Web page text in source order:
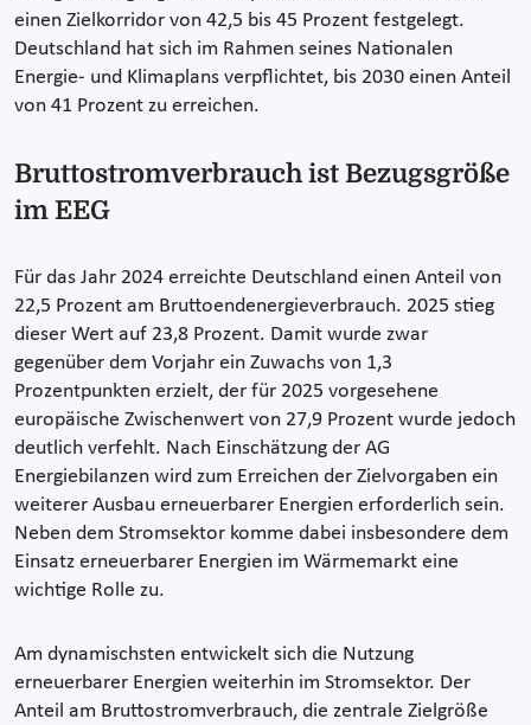
einen Zielkorridor von 42,5 bis 45 Prozent festgelegt.
Deutschland hat sich im Rahmen seines Nationalen
Energie- und Klimaplans verpflichtet, bis 2030 einen Anteil
von 41 Prozent zu erreichen.
Bruttostromverbrauch ist Bezugsgröße
im EEG
Für das Jahr 2024 erreichte Deutschland einen Anteil von
22,5 Prozent am Bruttoendenergieverbrauch. 2025 stieg
dieser Wert auf 23,8 Prozent. Damit wurde zwar
gegenüber dem Vorjahr ein Zuwachs von 1,3
Prozentpunkten erzielt, der für 2025 vorgesehene
europäische Zwischenwert von 27,9 Prozent wurde jedoch
deutlich verfehlt. Nach Einschätzung der AG
Energiebilanzen wird zum Erreichen der Zielvorgaben ein
weiterer Ausbau erneuerbarer Energien erforderlich sein.
Neben dem Stromsektor komme dabei insbesondere dem
Einsatz erneuerbarer Energien im Wärmemarkt eine
wichtige Rolle zu.
Am dynamischsten entwickelt sich die Nutzung
erneuerbarer Energien weiterhin im Stromsektor. Der
Anteil am Bruttostromverbrauch, die zentrale Zielgröße